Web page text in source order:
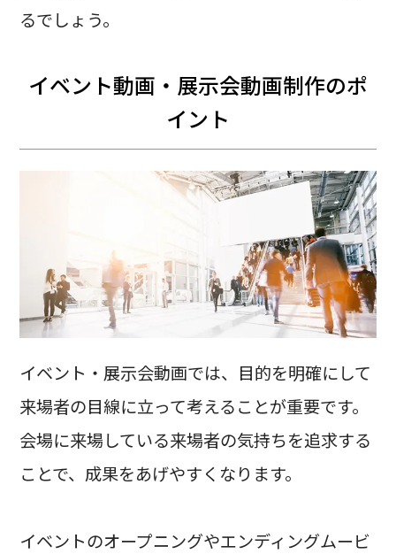
るでしょう。
イベント動画・展示会動画制作のポ
イント
イベント・展示会動画では、目的を明確にして
来場者の目線に立って考えることが重要です。
会場に来場している来場者の気持ちを追求する
ことで、成果をあげやすくなります。
イベントのオープニングやエンディングムービ